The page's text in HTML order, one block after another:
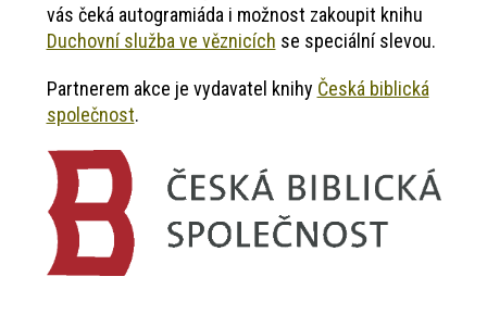
vás čeká autogramiáda i možnost zakoupit knihu
Duchovní služba ve věznicích se speciální slevou.
Partnerem akce je vydavatel knihy Česká biblická
společnost.